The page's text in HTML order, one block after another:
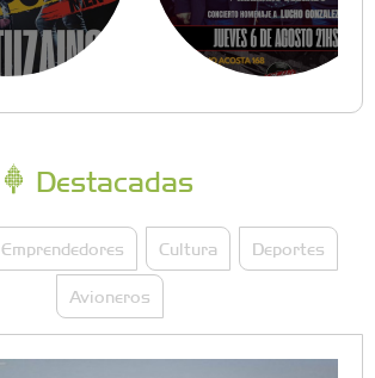
Destacadas
Emprendedores Cultura Deportes
Avioneros